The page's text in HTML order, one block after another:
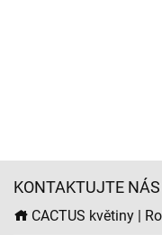
KONTAKTUJTE NÁS
CACTUS květiny |